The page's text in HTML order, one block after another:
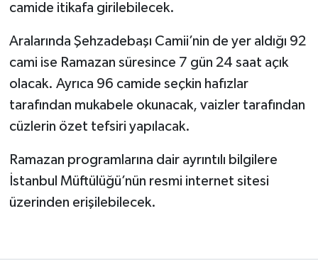
camide itikafa girilebilecek.
Aralarında Şehzadebaşı Camii’nin de yer aldığı 92
cami ise Ramazan süresince 7 gün 24 saat açık
olacak. Ayrıca 96 camide seçkin hafızlar
tarafından mukabele okunacak, vaizler tarafından
cüzlerin özet tefsiri yapılacak.
Ramazan programlarına dair ayrıntılı bilgilere
İstanbul Müftülüğü’nün resmi internet sitesi
üzerinden erişilebilecek.